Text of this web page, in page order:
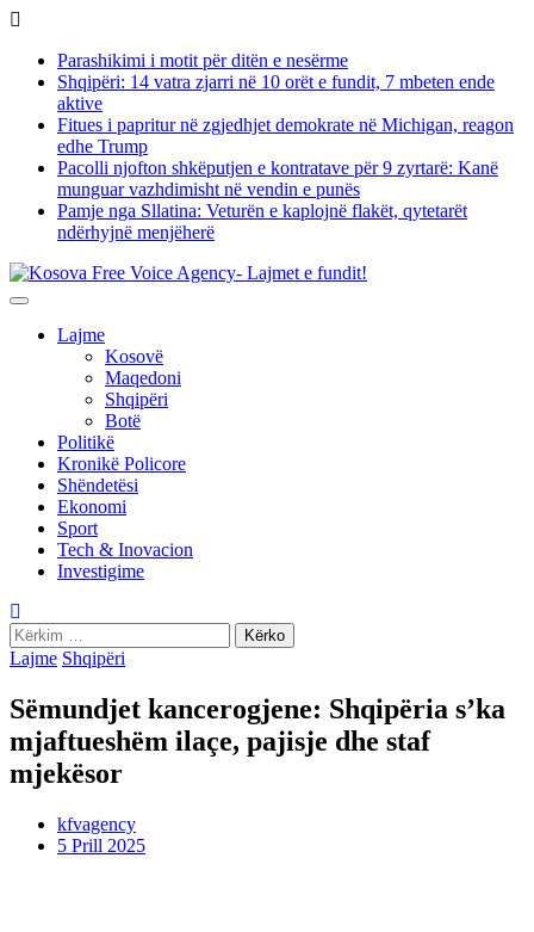
Skip
contentParashikimi i motit për ditën e nesërme
Shqipëri: 14 vatra zjarri në 10 orët e fundit, 7 mbeten ende
aktive
Fitues i papritur në zgjedhjet demokrate në Michigan, reagon
edhe Trump
Pacolli njofton shkëputjen e kontratave për 9 zyrtarë: Kanë
munguar vazhdimisht në vendin e punës
Pamje nga Sllatina: Veturën e kaplojnë flakët, qytetarët
ndërhyjnë menjëherë
Lajme
Kosovë
Maqedoni
Shqipëri
Botë
Politikë
Kronikë Policore
Shëndetësi
Ekonomi
Sport
Tech & Inovacion
Investigime
Kërko
për:
Lajme Shqipëri
Sëmundjet kancerogjene: Shqipëria s’ka
mjaftueshëm ilaçe, pajisje dhe staf
mjekësor
kfvagency
5 Prill 2025